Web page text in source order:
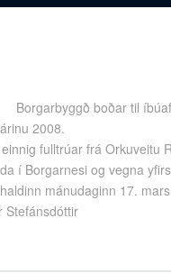
Borgarbyggð boðar til
2008.
fulltrúar frá Orkuveitu
í Borgarnesi og vegna
mánudaginn 17.
Stefánsdóttir